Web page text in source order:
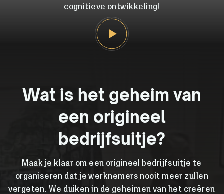
cognitieve ontwikkeling!
Wat is het geheim van
een origineel
bedrijfsuitje?
Maak je klaar om een origineel bedrijfsuitje te
organiseren dat je werknemers nooit meer zullen
vergeten. We duiken in de geheimen van het creëren